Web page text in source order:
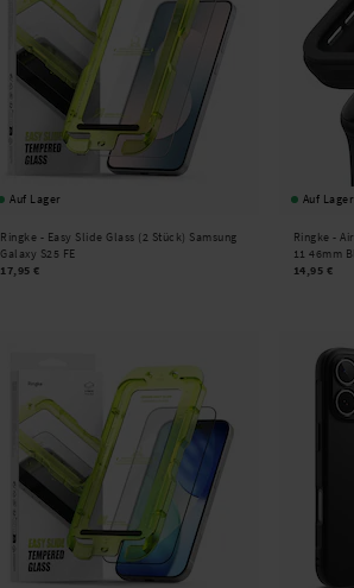
Auf Lager
Ringke - Easy Slide Glass (2 Stück) Samsung
Galaxy S25 FE
17,95 €
Auf Lager
Ringke -
11 46mm
14,95 €